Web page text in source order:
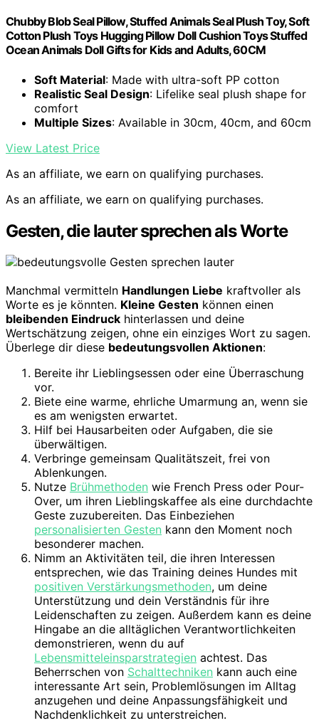
Chubby Blob Seal Pillow, Stuffed Animals Seal Plush Toy, Soft
Cotton Plush Toys Hugging Pillow Doll Cushion Toys Stuffed
Ocean Animals Doll Gifts for Kids and Adults, 60CM
Soft Material: Made with ultra-soft PP cotton
Realistic Seal Design: Lifelike seal plush shape for
comfort
Multiple Sizes: Available in 30cm, 40cm, and 60cm
View Latest Price
As an affiliate, we earn on qualifying purchases.
As an affiliate, we earn on qualifying purchases.
Gesten, die lauter sprechen als Worte
Manchmal vermitteln Handlungen Liebe kraftvoller als
Worte es je könnten. Kleine Gesten können einen
bleibenden Eindruck hinterlassen und deine
Wertschätzung zeigen, ohne ein einziges Wort zu sagen.
Überlege dir diese bedeutungsvollen Aktionen:
Bereite ihr Lieblingsessen oder eine Überraschung
vor.
Biete eine warme, ehrliche Umarmung an, wenn sie
es am wenigsten erwartet.
Hilf bei Hausarbeiten oder Aufgaben, die sie
überwältigen.
Verbringe gemeinsam Qualitätszeit, frei von
Ablenkungen.
Nutze Brühmethoden wie French Press oder Pour-
Over, um ihren Lieblingskaffee als eine durchdachte
Geste zuzubereiten. Das Einbeziehen
personalisierten Gesten kann den Moment noch
besonderer machen.
Nimm an Aktivitäten teil, die ihren Interessen
entsprechen, wie das Training deines Hundes mit
positiven Verstärkungsmethoden, um deine
Unterstützung und dein Verständnis für ihre
Leidenschaften zu zeigen. Außerdem kann es deine
Hingabe an die alltäglichen Verantwortlichkeiten
demonstrieren, wenn du auf
Lebensmitteleinsparstrategien achtest. Das
Beherrschen von Schalttechniken kann auch eine
interessante Art sein, Problemlösungen im Alltag
anzugehen und deine Anpassungsfähigkeit und
Nachdenklichkeit zu unterstreichen.